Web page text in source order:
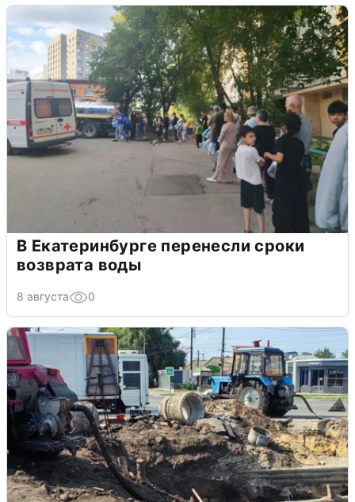
В Екатеринбурге перенесли сроки
возврата воды
8 августа 0